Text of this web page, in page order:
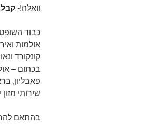
וואלה!-
כבוד
אולמות
קונקורד
בכתום –
פאבליון,
שירותי
בהתאם